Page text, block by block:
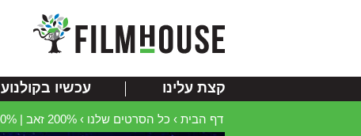
קצת עלינו עכשיו בקולנוע
דף הבית › כל הסרטים שלנו › 200% זאב | Wolf 200%